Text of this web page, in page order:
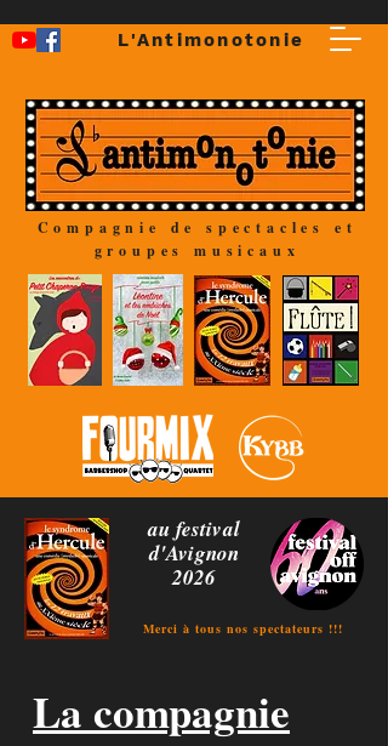
L'Antimonotonie
Compagnie de spectacles et
groupes musicaux
au festival
d'Avignon
2026
Merci à tous nos spectateurs !!!
La compagnie